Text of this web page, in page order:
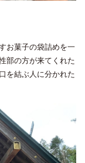
お菓子の袋詰めを一
部の方が来てくれた
を結ぶ人に分かれた